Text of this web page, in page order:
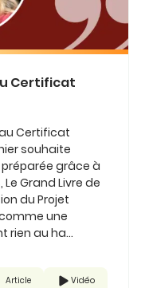
Certificat
Certificat
souhaite
préparée grâce à
Grand Livre de
du Projet
une
rien au ha...
Article Vidéo